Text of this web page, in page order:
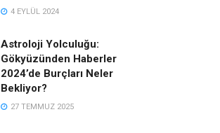
4 EYLÜL 2024
Astroloji Yolculuğu:
Gökyüzünden Haberler
2024’de Burçları Neler
Bekliyor?
27 TEMMUZ 2025